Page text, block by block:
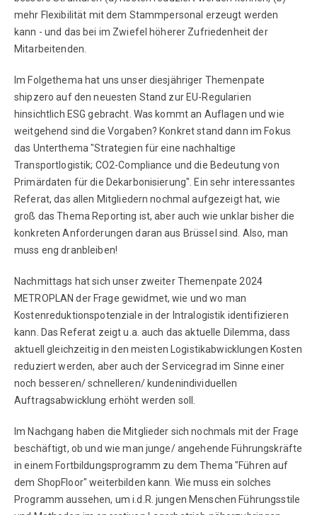
mehr Flexibilität mit dem Stammpersonal erzeugt werden
kann - und das bei im Zwiefel höherer Zufriedenheit der
Mitarbeitenden.
Im Folgethema hat uns unser diesjähriger Themenpate
shipzero auf den neuesten Stand zur EU-Regularien
hinsichtlich ESG gebracht. Was kommt an Auflagen und wie
weitgehend sind die Vorgaben? Konkret stand dann im Fokus
das Unterthema "Strategien für eine nachhaltige
Transportlogistik; CO2-Compliance und die Bedeutung von
Primärdaten für die Dekarbonisierung". Ein sehr interessantes
Referat, das allen Mitgliedern nochmal aufgezeigt hat, wie
groß das Thema Reporting ist, aber auch wie unklar bisher die
konkreten Anforderungen daran aus Brüssel sind. Also, man
muss eng dranbleiben!
Nachmittags hat sich unser zweiter Themenpate 2024
METROPLAN der Frage gewidmet, wie und wo man
Kostenreduktionspotenziale in der Intralogistik identifizieren
kann. Das Referat zeigt u.a. auch das aktuelle Dilemma, dass
aktuell gleichzeitig in den meisten Logistikabwicklungen Kosten
reduziert werden, aber auch der Servicegrad im Sinne einer
noch besseren/ schnelleren/ kundenindividuellen
Auftragsabwicklung erhöht werden soll.
Im Nachgang haben die Mitglieder sich nochmals mit der Frage
beschäftigt, ob und wie man junge/ angehende Führungskräfte
in einem Fortbildungsprogramm zu dem Thema "Führen auf
dem ShopFloor" weiterbilden kann. Wie muss ein solches
Programm aussehen, um i.d.R. jungen Menschen Führungsstile